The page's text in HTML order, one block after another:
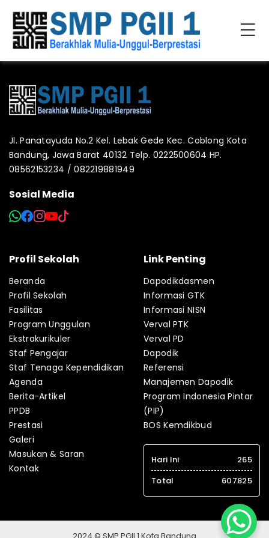
Jl. Panatayuda No.2 Kel. Lebak Gede Kec. Coblong Kota
Bandung, Jawa Barat 40132 Telp. 0222500604 HP.
08562153234 / 082219881949
Sosial Media
Profil Sekolah
Beranda
Profil Sekolah
Fasilitas
Program Unggulan
Ekstrakurikuler
Staf Pengajar
Staf Tenaga Kependidikan
Agenda
Berita-Artikel
PPDB
Prestasi
Galeri
Masukan & Saran
Kontak
Link Penting
Dapodikdasmen
Informasi GTK
Informasi NISN
Verval PTK
Verval PD
Dapodik
Referensi
Manajemen Dapodik
Program Indonesia Pintar
(PIP)
BOS Kemdikbud
Hari Ini
265
Total
607825